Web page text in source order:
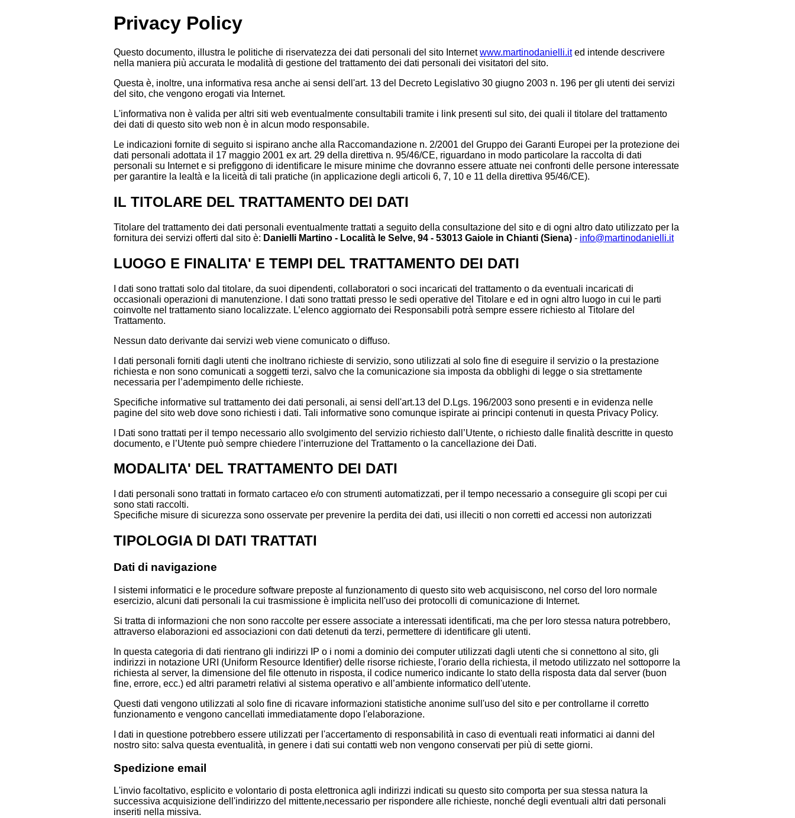
Privacy Policy
Questo documento, illustra le politiche di riservatezza dei dati personali del sito Internetwww.martinodanielli.ited intende descrivere
nella maniera più accurata le modalità di gestione del trattamento dei dati personali dei visitatori del sito.
Questa è, inoltre, una informativa resa anche ai sensi dell'art. 13 del Decreto Legislativo 30 giugno 2003 n. 196 per gli utenti dei servizi
del sito, che vengono erogati via Internet.
L'informativa non è valida per altri siti web eventualmente consultabili tramite i link presenti sul sito, dei quali il titolare del trattamento
dei dati di questo sito web non è in alcun modo responsabile.
Le indicazioni fornite di seguito si ispirano anche alla Raccomandazione n. 2/2001 del Gruppo dei Garanti Europei per la protezione dei
dati personali adottata il 17 maggio 2001 ex art. 29 della direttiva n. 95/46/CE, riguardano in modo particolare la raccolta di dati
personali su Internet e si prefiggono di identificare le misure minime che dovranno essere attuate nei confronti delle persone interessate
per garantire la lealtà e la liceità di tali pratiche (in applicazione degli articoli 6, 7, 10 e 11 della direttiva 95/46/CE).
IL TITOLARE DEL TRATTAMENTO DEI DATI
Titolare del trattamento dei dati personali eventualmente trattati a seguito della consultazione del sito e di ogni altro dato utilizzato per la
fornitura dei servizi offerti dal sito è: Danielli Martino - Località le Selve, 94 - 53013 Gaiole in Chianti (Siena) - info@martinodanielli.it
LUOGO E FINALITA' E TEMPI DEL TRATTAMENTO DEI DATI
I dati sono trattati solo dal titolare, da suoi dipendenti, collaboratori o soci incaricati del trattamento o da eventuali incaricati di
occasionali operazioni di manutenzione. I dati sono trattati presso le sedi operative del Titolare e ed in ogni altro luogo in cui le parti
coinvolte nel trattamento siano localizzate. L’elenco aggiornato dei Responsabili potrà sempre essere richiesto al Titolare del
Trattamento.
Nessun dato derivante dai servizi web viene comunicato o diffuso.
I dati personali forniti dagli utenti che inoltrano richieste di servizio, sono utilizzati al solo fine di eseguire il servizio o la prestazione
richiesta e non sono comunicati a soggetti terzi, salvo che la comunicazione sia imposta da obblighi di legge o sia strettamente
necessaria per l’adempimento delle richieste.
Specifiche informative sul trattamento dei dati personali, ai sensi dell'art.13 del D.Lgs. 196/2003 sono presenti e in evidenza nelle
pagine del sito web dove sono richiesti i dati. Tali informative sono comunque ispirate ai principi contenuti in questa Privacy Policy.
I Dati sono trattati per il tempo necessario allo svolgimento del servizio richiesto dall’Utente, o richiesto dalle finalità descritte in questo
documento, e l’Utente può sempre chiedere l’interruzione del Trattamento o la cancellazione dei Dati.
MODALITA' DEL TRATTAMENTO DEI DATI
I dati personali sono trattati in formato cartaceo e/o con strumenti automatizzati, per il tempo necessario a conseguire gli scopi per cui
sono stati raccolti.
Specifiche misure di sicurezza sono osservate per prevenire la perdita dei dati, usi illeciti o non corretti ed accessi non autorizzati
TIPOLOGIA DI DATI TRATTATI
Dati di navigazione
I sistemi informatici e le procedure software preposte al funzionamento di questo sito web acquisiscono, nel corso del loro normale
esercizio, alcuni dati personali la cui trasmissione è implicita nell'uso dei protocolli di comunicazione di Internet.
Si tratta di informazioni che non sono raccolte per essere associate a interessati identificati, ma che per loro stessa natura potrebbero,
attraverso elaborazioni ed associazioni con dati detenuti da terzi, permettere di identificare gli utenti.
In questa categoria di dati rientrano gli indirizzi IP o i nomi a dominio dei computer utilizzati dagli utenti che si connettono al sito, gli
indirizzi in notazione URI (Uniform Resource Identifier) delle risorse richieste, l'orario della richiesta, il metodo utilizzato nel sottoporre la
richiesta al server, la dimensione del file ottenuto in risposta, il codice numerico indicante lo stato della risposta data dal server (buon
fine, errore, ecc.) ed altri parametri relativi al sistema operativo e all’ambiente informatico dell'utente.
Questi dati vengono utilizzati al solo fine di ricavare informazioni statistiche anonime sull'uso del sito e per controllarne il corretto
funzionamento e vengono cancellati immediatamente dopo l'elaborazione.
I dati in questione potrebbero essere utilizzati per l'accertamento di responsabilità in caso di eventuali reati informatici ai danni del
nostro sito: salva questa eventualità, in genere i dati sui contatti web non vengono conservati per più di sette giorni.
Spedizione email
L'invio facoltativo, esplicito e volontario di posta elettronica agli indirizzi indicati su questo sito comporta per sua stessa natura la
successiva acquisizione dell'indirizzo del mittente,necessario per rispondere alle richieste, nonché degli eventuali altri dati personali
inseriti nella missiva.